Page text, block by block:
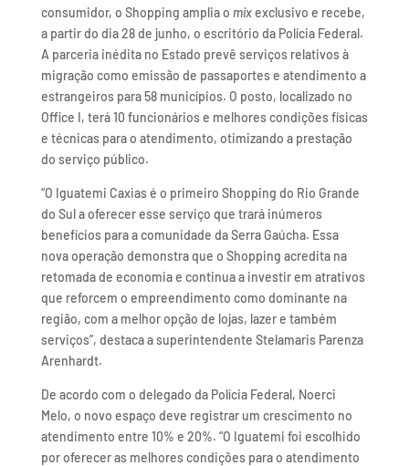
consumidor, o Shopping amplia o mixexclusivo e recebe,
a partir do dia 28 de junho, o escritório da Polícia Federal.
A parceria inédita no Estado prevê serviços relativos à
migração como emissão de passaportes e atendimento a
estrangeiros para 58 municípios. O posto, localizado no
Office I, terá 10 funcionários e melhores condições físicas
e técnicas para o atendimento, otimizando a prestação
do serviço público.
“O Iguatemi Caxias é o primeiro Shopping do Rio Grande
do Sul a oferecer esse serviço que trará inúmeros
benefícios para a comunidade da Serra Gaúcha. Essa
nova operação demonstra que o Shopping acredita na
retomada de economia e continua a investir em atrativos
que reforcem o empreendimento como dominante na
região, com a melhor opção de lojas, lazer e também
serviços”, destaca a superintendente Stelamaris Parenza
Arenhardt.
De acordo com o delegado da Polícia Federal, Noerci
Melo, o novo espaço deve registrar um crescimento no
atendimento entre 10% e 20%. “O Iguatemi foi escolhido
por oferecer as melhores condições para o atendimento